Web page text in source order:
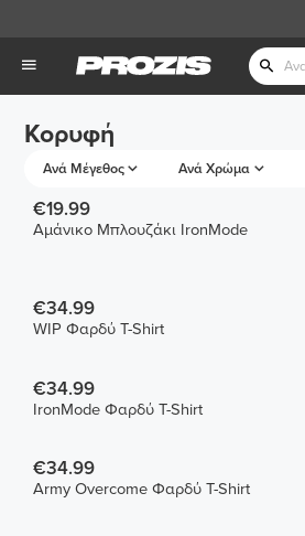
Κορυφή
Ανά Μέγεθος Ανά Χρώμα
€19.99
Αμάνικο Μπλουζάκι IronMode
€34.99
WIP Φαρδύ T-Shirt
€34.99
IronMode Φαρδύ T-Shirt
€34.99
Army Overcome Φαρδύ T-Shirt